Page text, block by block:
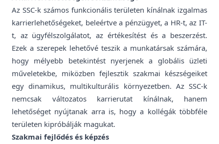
Az SSC-k számos funkcionális területen kínálnak izgalmas
karrierlehetőségeket, beleértve a pénzügyet, a HR-t, az IT-
t, az ügyfélszolgálatot, az értékesítést és a beszerzést.
Ezek a szerepek lehetővé teszik a munkatársak számára,
hogy mélyebb betekintést nyerjenek a globális üzleti
műveletekbe, miközben fejlesztik szakmai készségeiket
egy dinamikus, multikulturális környezetben. Az SSC-k
nemcsak változatos karrierutat kínálnak, hanem
lehetőséget nyújtanak arra is, hogy a kollégák többféle
területen kipróbálják magukat.
Szakmai fejlődés és képzés